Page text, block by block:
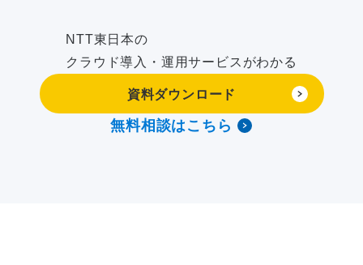
NTT東日本の
クラウド導入・運用サービスがわかる
資料ダウンロード
無料相談はこちら